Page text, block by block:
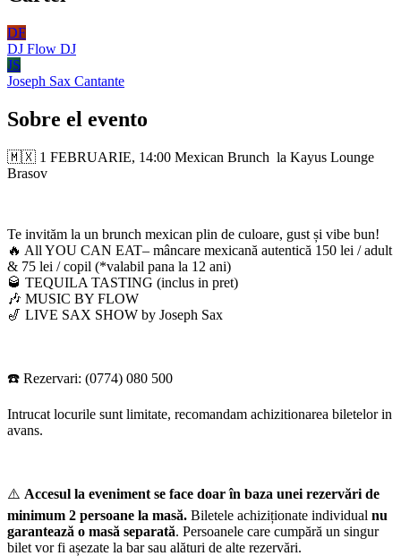
DF
DJ Flow DJ
JS
Joseph Sax Cantante
Sobre el evento
🇲🇽 1 FEBRUARIE, 14:00 Mexican Brunch la Kayus Lounge
Brasov
Te invităm la un brunch mexican plin de culoare, gust și vibe bun!
🔥 All YOU CAN EAT– mâncare mexicană autentică 150 lei / adult
& 75 lei / copil (*valabil pana la 12 ani)
🥃 TEQUILA TASTING (inclus in pret)
🎶 MUSIC BY FLOW
🎷 LIVE SAX SHOW by Joseph Sax
☎️ Rezervari: (0774) 080 500
Intrucat locurile sunt limitate, recomandam achizitionarea biletelor in
avans.
⚠️ Accesul la eveniment se face doar în baza unei rezervări de
minimum 2 persoane la masă. Biletele achiziționate individual nu
garantează o masă separată. Persoanele care cumpără un singur
bilet vor fi așezate la bar sau alături de alte rezervări.